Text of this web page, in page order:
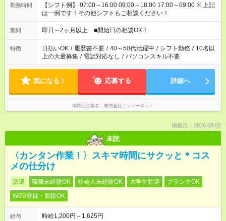
勤務時間
【シフト例】 07:00～16:00 09:00～18:00 17:00～09:00 ※ 上記
は一例です！その他シフトもご相談ください！
期間 即日～2ヶ月以上 ■開始日の相談OK！
特徴 日払いOK / 履歴書不要 / 40～50代活躍中 / シフト勤務 / 10名以
上の大量募集 / 電話対応なし / パソコンスキル不要
気になる！ 応募する 詳細へ
掲載元企業名 株式会社ニッソーネット
掲載日：2026.08.02
未読
〈カンタン作業！〉スキマ時間にサクッと＊コス
メの仕分け
派遣 職種未経験OK 社会人未経験OK 大学生歓迎
ブランクOK
WEB登録・面接OK
給与
時給1,200円～1,625円